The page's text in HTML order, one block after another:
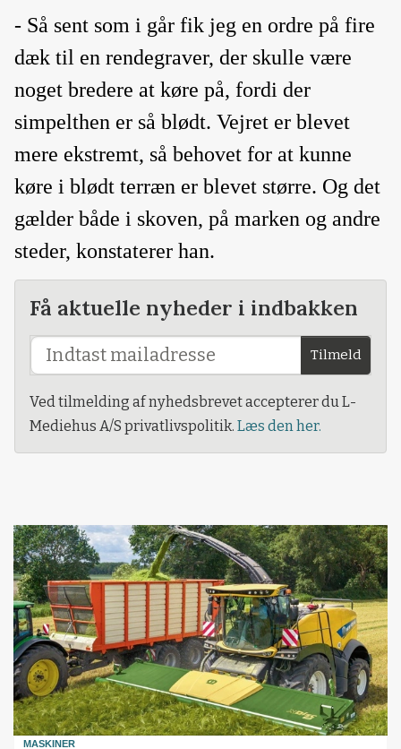
- Så sent som i går fik jeg en ordre på fire
dæk til en rendegraver, der skulle være
noget bredere at køre på, fordi der
simpelthen er så blødt. Vejret er blevet
mere ekstremt, så behovet for at kunne
køre i blødt terræn er blevet større. Og det
gælder både i skoven, på marken og andre
steder, konstaterer han.
Få aktuelle nyheder i indbakken
Tilmeld
Ved tilmelding af nyhedsbrevet accepterer du L-
Mediehus A/S privatlivspolitik. Læs den her.
MASKINER